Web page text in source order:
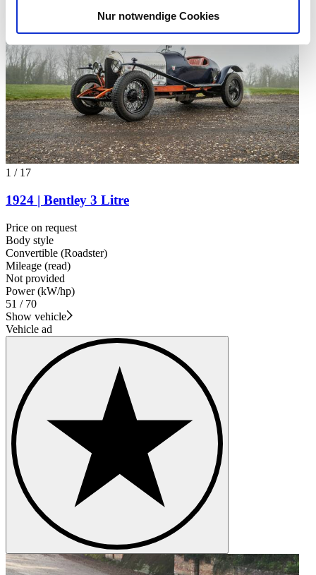
Verwendung unserer Website an unsere Partner für
soziale Medien, Werbung und Analysen weiter. Unsere
Partner führen diese Informationen möglicherweise mit
weiteren Daten zusammen, die Sie ihnen bereitgestellt
haben oder die sie im Rahmen Ihrer Nutzung der Dienste
gesammelt haben.Datenschutzerklärung
Nur notwendige Cookies
1 / 17
1924 | Bentley 3 Litre
Price on request
Body style
Convertible (Roadster)
Mileage (read)
Not provided
Power (kW/hp)
51 / 70
Show vehicle
Vehicle ad